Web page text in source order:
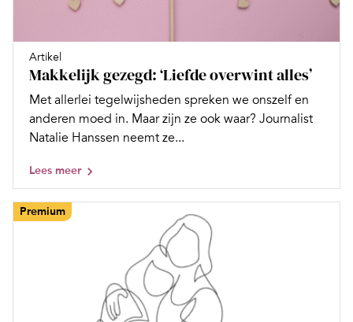
Artikel
Makkelijk gezegd: ‘Liefde overwint alles’
Met allerlei tegelwijsheden spreken we onszelf en
anderen moed in. Maar zijn ze ook waar? Journalist
Natalie Hanssen neemt ze...
Lees meer
Premium